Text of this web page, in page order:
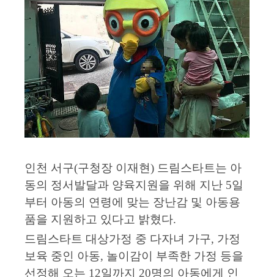
인천 서구(구청장 이재현) 드림스타트는 아
동의 정서발달과 양육지원을 위해 지난 5일
부터 아동의 연령에 맞는 장난감 및 아동용
품을 지원하고 있다고 밝혔다.
드림스타트 대상가정 중 다자녀 가구, 가정
보육 중인 아동, 놀이감이 부족한 가정 등을
선정해 오는 12일까지 20명의 아동에게 인